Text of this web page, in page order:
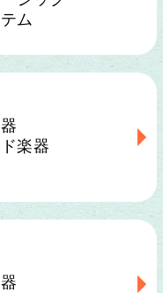
ム
楽器